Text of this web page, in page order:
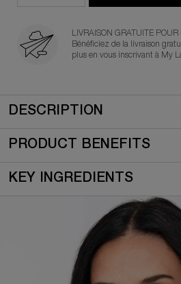
LIVRAISON GRATUITE
Bénéficiez de la livraison
plus en vous inscrivant à My
DESCRIPTION
PRODUCT BENEFITS
KEY INGREDIENTS
Full two columns image layout (default)